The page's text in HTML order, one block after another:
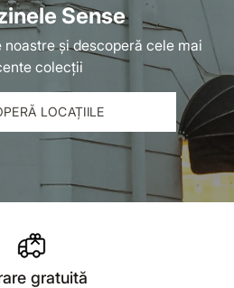
Sense
și descoperă cele mai
colecții
LOCAȚIILE
gratuită